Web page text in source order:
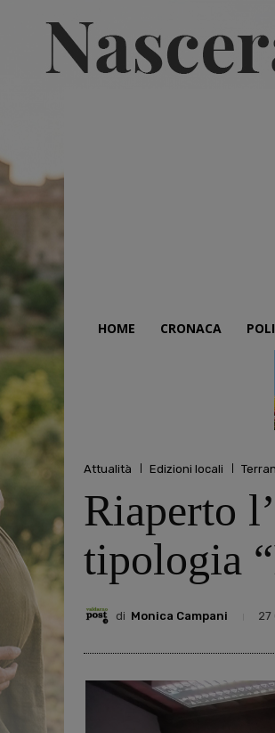
HOME CRONACA
Attualità Edizioni locali
Riaperto
tipologia
di Monica Campani 27